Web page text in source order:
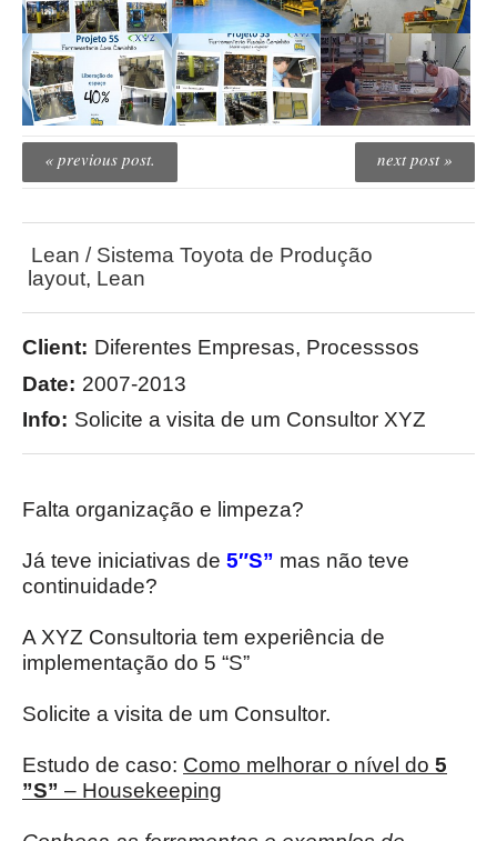
« previous post. next post »
Lean / Sistema Toyota de Produção
layout, Lean
Client: Diferentes Empresas, Processsos
Date: 2007-2013
Info: Solicite a visita de um Consultor XYZ
Falta organização e limpeza?
Já teve iniciativas de 5″S” mas não teve
continuidade?
A XYZ Consultoria tem experiência de
implementação do 5 “S”
Solicite a visita de um Consultor.
Estudo de caso: Como melhorar o nível do 5
”S” – Housekeeping